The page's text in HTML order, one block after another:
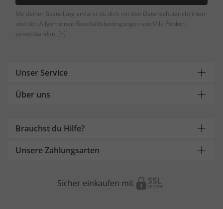
Mit deiner Bestellung erklärst du dich mit den Datenschutzrichtlinien
und den Allgemeinen Geschäftsbedingungen von Ulla Popken
einverstanden. [+]
Unser Service
Über uns
Brauchst du Hilfe?
Unsere Zahlungsarten
Sicher einkaufen mit